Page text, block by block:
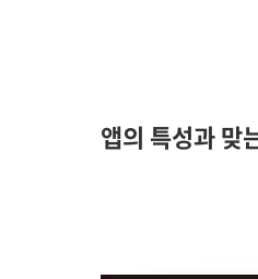
앱의 특성과 맞